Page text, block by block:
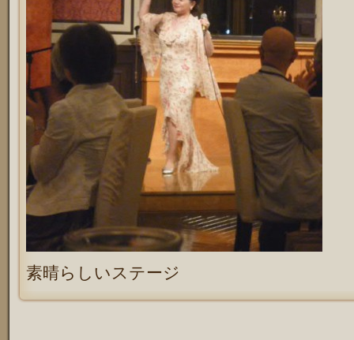
素晴らしいステージ